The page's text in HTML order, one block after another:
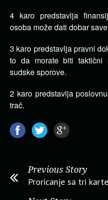
4 karo predstavlja
osoba može dati dobar
3 karo predstavlja pravni
to da morate biti taktični
sudske sporove.
2 karo predstavlja
trač.
Previous Story
Proricanje sa tri karte